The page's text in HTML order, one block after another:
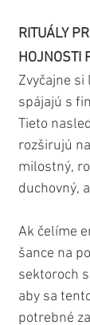
RITUÁLY
HOJNOSTI
Zvyčajne
spájajú s
Tieto
rozširujú
milostný,
duchovný,
Ak čelíme
šance na
sektoroch
aby sa
potrebné